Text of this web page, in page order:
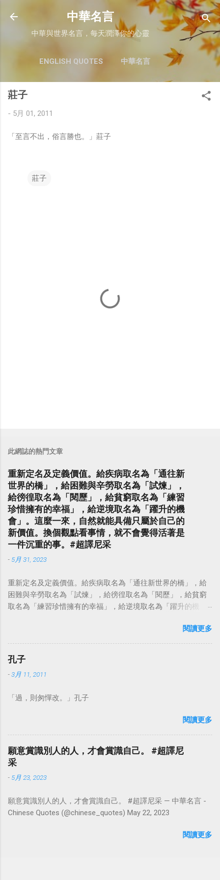
跳至主要內容
中華名言
中華與世界名言，每天潤澤你的心靈
ENGLISH QUOTES 中華名言
莊子
- 5月 01, 2011
「至言不出，俗言勝也。」莊子
莊子
此網誌的熱門文章
重新定名及定義價值。給疾病取名為「通往新
世界的橋」，給困難與辛勞取名為「試煉」，
給徬徨取名為「閱歷」，給貧窮取名為「練習
珍惜擁有的幸福」，給逆境取名為「躍升的機
會」。這麼一來，自然就能具備只屬於自己的
新價值。換個觀點看事情，就不會覺得活著是
一件沉重的事。#超譯尼采
- 5月 31, 2023
重新定名及定義價值。給疾病取名為「通往新世界的橋」，給
困難與辛勞取名為「試煉」，給徬徨取名為「閱歷」，給貧窮
取名為「練習珍惜擁有的幸福」，給逆境取名為「躍升的機
點看事情，就不會覺得活著是一件沉重的事。#超譯尼采 — 中
華名言 - Chinese Quotes (@chinese_quotes) May 23, 2023
閱讀更多
孔子
-3月 11, 2011
「過，則匆憚改。」孔子
閱讀更多
願意賞識別人的人，才會賞識自己。 #超譯尼
采
- 5月 23, 2023
願意賞識別人的人，才會賞識自己。 #超譯尼采 — 中華名言 -
Chinese Quotes (@chinese_quotes) May 22, 2023
閱讀更多